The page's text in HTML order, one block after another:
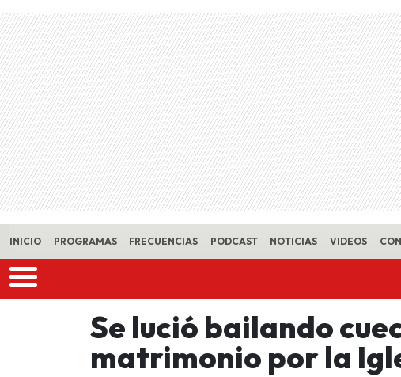
Skip to main content
INICIO PROGRAMAS FRECUENCIAS PODCAST NOTICIAS VIDEOS
Se lució bailando
matrimonio por la